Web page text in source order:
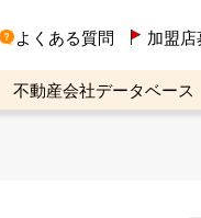
よくある質問 加盟店
不動産会社データベース